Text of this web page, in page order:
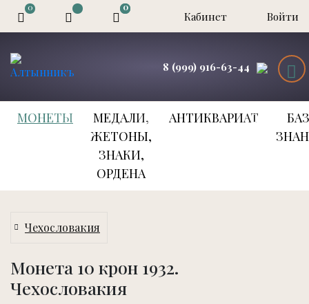
0 0
0
Кабинет Войти
8 (999) 916-63-44
МОНЕТЫ
МЕДАЛИ,
ЖЕТОНЫ,
ЗНАКИ,
ОРДЕНА
АНТИКВАРИАТ
Чехословакия
Монета 10 крон 1932.
Чехословакия